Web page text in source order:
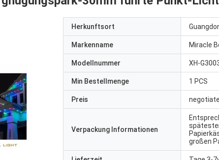
Herkunftsort
Markenname Miracle
Modellnummer XH-
Min Bestellmenge 1 PCS
Preis negotiate
Verpackung Informationen
großen